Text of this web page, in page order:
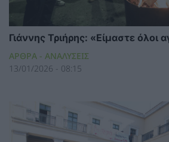
Γιάννης Τριήρης: «Είμαστε όλοι
ΑΡΘΡΑ - ΑΝΑΛΥΣΕΙΣ
13/01/2026 - 08:15